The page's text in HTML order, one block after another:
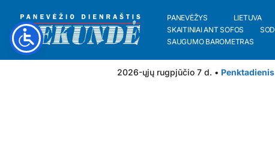
PANEVĖŽYS LIETUVA
SKAITINIAI ANT SOFOS
SAUGUMO BAROMETRAS
2026-ųjų rugpjūčio 7 d. • Penktadienis